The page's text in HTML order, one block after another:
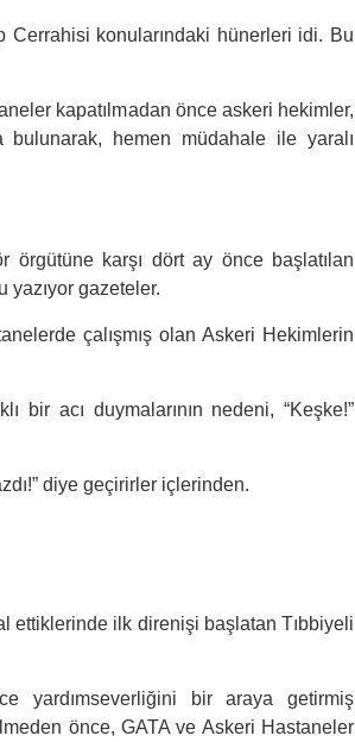
Cerrahisi konularındaki hünerleri idi. Bu
kapatılmadan önce askeri hekimler,
bulunarak, hemen müdahale ile yaralı
örgütüne karşı dört ay önce başlatılan
yazıyor gazeteler.
çalışmış olan Askeri Hekimlerin
bir acı duymalarının nedeni, “Keşke!”
diye geçirirler içlerinden.
ettiklerinde ilk direnişi başlatan Tıbbiyeli
yardımseverliğini bir araya getirmiş
önce, GATA ve Askeri Hastaneler